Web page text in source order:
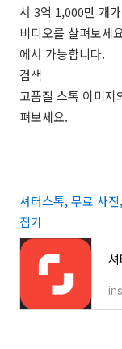
서 3억 1,000만 개
비디오를 살펴보세
에서 가능합니다.
검색
고품질 스톡 이미지
펴보세요.
셔터스톡, 무료 사
집기